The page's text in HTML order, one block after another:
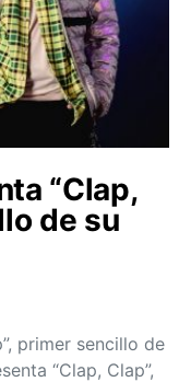
“Clap,
de su
primer sencillo de
“Clap, Clap”,